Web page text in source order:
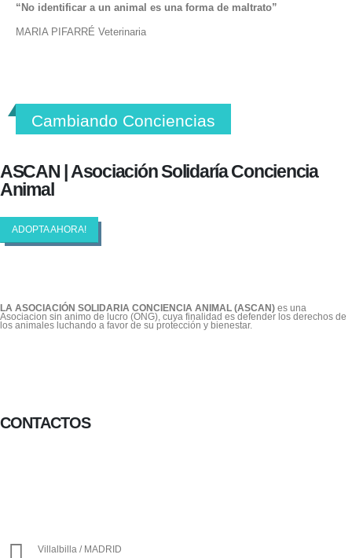
“No identificar a un animal es una forma de maltrato”
MARIA PIFARRÉ Veterinaria
Cambiando Conciencias
ASCAN | Asociación Solidaría Conciencia
Animal
ADOPTA AHORA!
LA ASOCIACIÓN SOLIDARIA CONCIENCIA ANIMAL (ASCAN) es una
Asociacion sin animo de lucro (ONG), cuya finalidad es defender los derechos de
los animales luchando a favor de su protección y bienestar.
CONTACTOS
Villalbilla / MADRID